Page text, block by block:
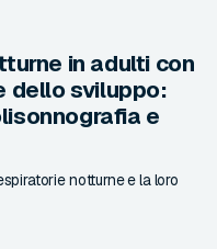
in adulti con
dello sviluppo:
e
notturne e la loro